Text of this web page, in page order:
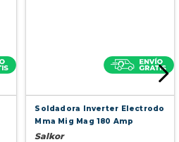
Soldadora Inverter Electrodo
Mma Mig Mag 180 Amp
Salkor